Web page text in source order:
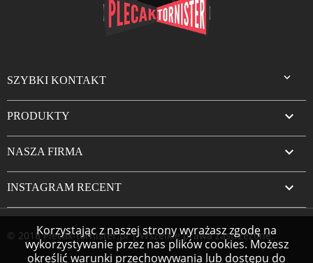
SZYBKI KONTAKT 
PRODUKTY 
NASZA FIRMA 
INSTAGRAM RECENT 
© 2018 Plecak-tornister.pl | Wszelkie prawa zastrzeżone.
Korzystając z naszej strony wyrażasz zgodę na
wykorzystywanie przez nas plików cookies. Możesz
określić warunki przechowywania lub dostępu do